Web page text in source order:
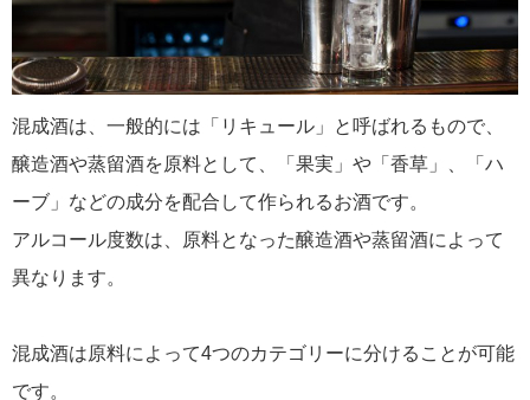
混成酒は、一般的には「リキュール」と呼ばれるもので、
醸造酒や蒸留酒を原料として、「果実」や「香草」、「ハ
ーブ」などの成分を配合して作られるお酒です。
アルコール度数は、原料となった醸造酒や蒸留酒によって
異なります。
混成酒は原料によって4つのカテゴリーに分けることが可能
です。